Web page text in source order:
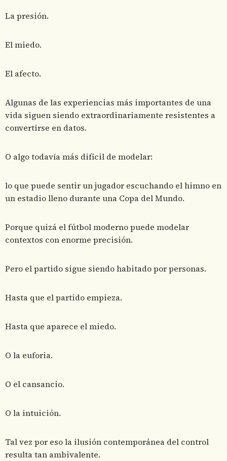
La presión.
El miedo.
El afecto.
Algunas de las experiencias más importantes de una
vida siguen siendo extraordinariamente resistentes a
convertirse en datos.
O algo todavía más difícil de modelar:
lo que puede sentir un jugador escuchando el himno en
un estadio lleno durante una Copa del Mundo.
Porque quizá el fútbol moderno puede modelar
contextos con enorme precisión.
Pero el partido sigue siendo habitado por personas.
Hasta que el partido empieza.
Hasta que aparece el miedo.
O la euforia.
O el cansancio.
O la intuición.
Tal vez por eso la ilusión contemporánea del control
resulta tan ambivalente.